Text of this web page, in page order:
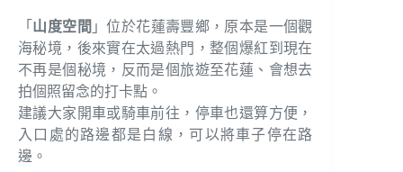
「 山度空間 」位於花蓮壽豐鄉，原本是一個觀
海秘境，後來實在太過熱門，整個爆紅到現在
不再是個秘境，反而是個旅遊至花蓮、會想去
拍個照留念的打卡點。
建議大家開車或騎車前往，停車也還算方便，
入口處的路邊都是白線，可以將車子停在路
邊。